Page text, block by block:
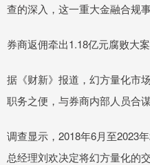
查的深入，这一重大金融合规
券商返佣牵出1.18亿元腐败大案
据《财新》报道，幻方量化市
职务之便，与券商内部人员合
调查显示，2018年6月至2023
总经理刘欢决定将幻方量化的